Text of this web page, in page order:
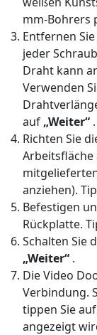
mm-Bohrers
Entfernen
jeder
Draht kann
Verwenden
auf „Weiter“ .
Richten Sie
Arbeitsfläche
anziehen).
Befestigen
Rückplatte.
Schalten Sie
„Weiter“ .
Die Video
Verbindung.
tippen Sie auf
angezeigt